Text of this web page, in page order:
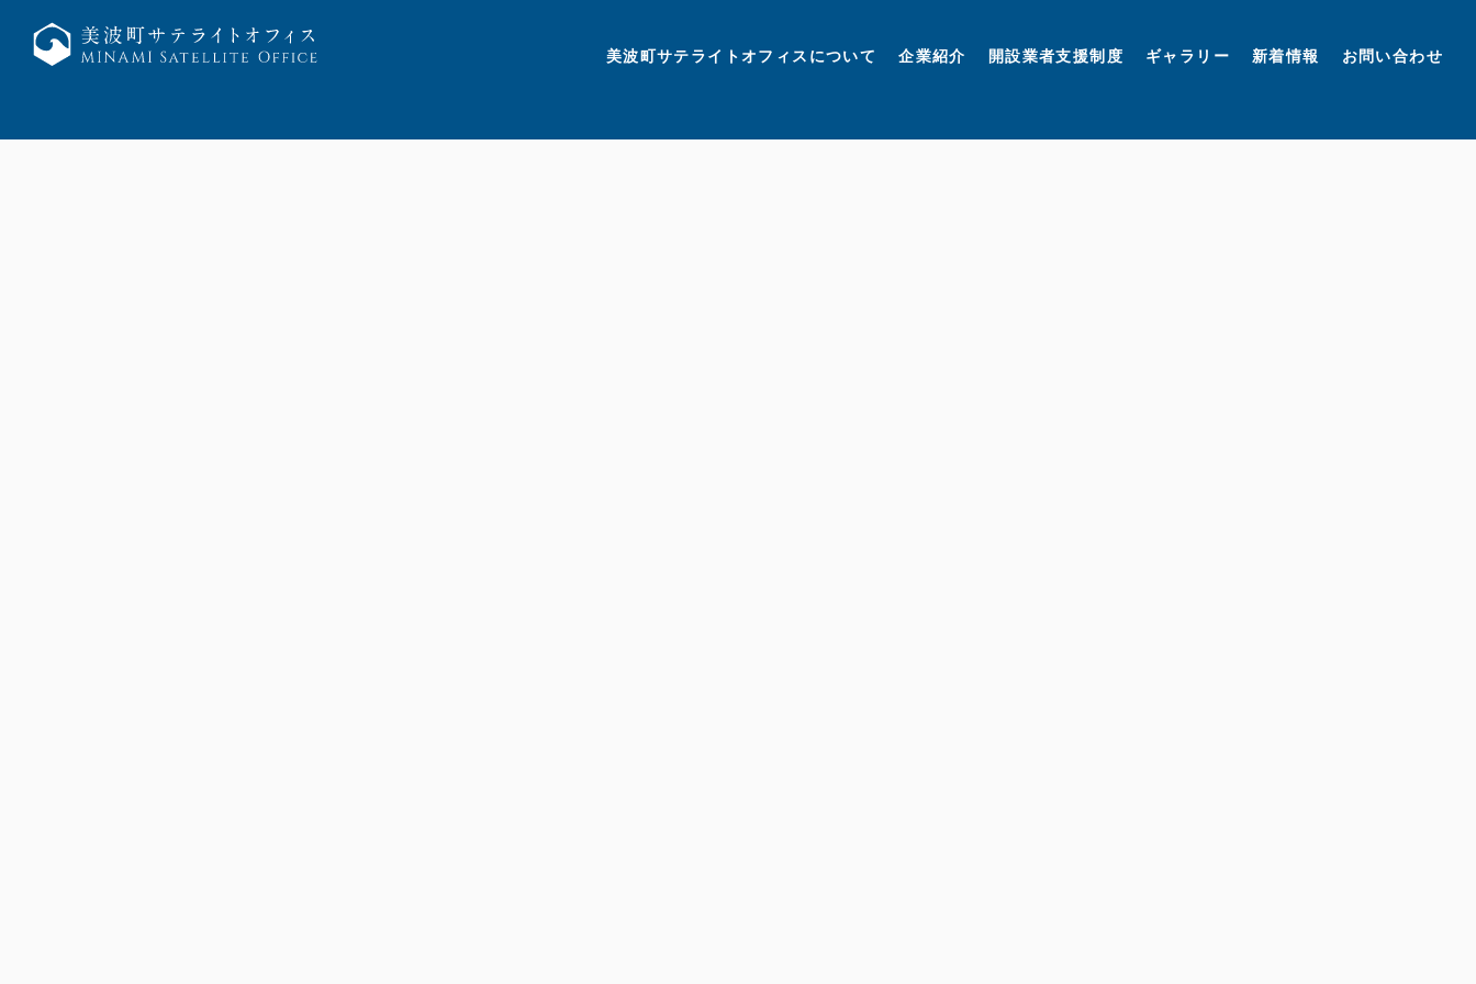
美波町サテライトオフィスについて 企業紹介 開設業者支援制度 ギャラリー 新着情報 お問い合わせ
美波町 ミナミマリンラボ
個人情報保護方針